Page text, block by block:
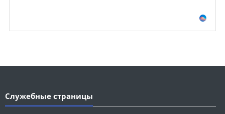
Служебные страницы